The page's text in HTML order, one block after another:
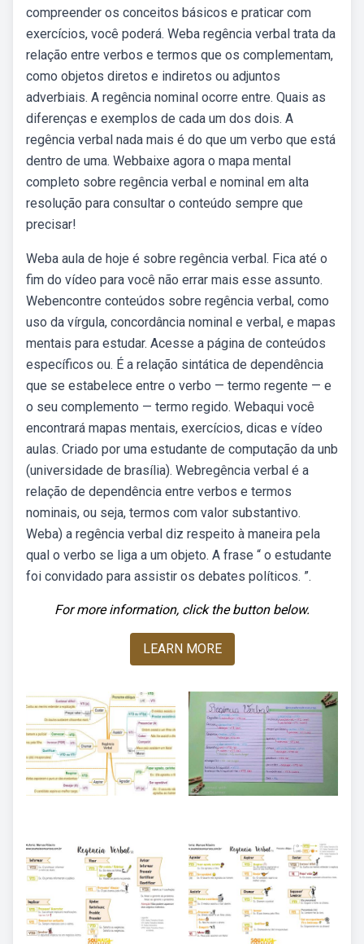
compreender os conceitos básicos e praticar com
exercícios, você poderá. Weba regência verbal trata da
relação entre verbos e termos que os complementam,
como objetos diretos e indiretos ou adjuntos
adverbiais. A regência nominal ocorre entre. Quais as
diferenças e exemplos de cada um dos dois. A
regência verbal nada mais é do que um verbo que está
dentro de uma. Webbaixe agora o mapa mental
completo sobre regência verbal e nominal em alta
resolução para consultar o conteúdo sempre que
precisar!
Weba aula de hoje é sobre regência verbal. Fica até o
fim do vídeo para você não errar mais esse assunto.
Webencontre conteúdos sobre regência verbal, como
uso da vírgula, concordância nominal e verbal, e mapas
mentais para estudar. Acesse a página de conteúdos
específicos ou. É a relação sintática de dependência
que se estabelece entre o verbo — termo regente — e
o seu complemento — termo regido. Webaqui você
encontrará mapas mentais, exercícios, dicas e vídeo
aulas. Criado por uma estudante de computação da unb
(universidade de brasília). Webregência verbal é a
relação de dependência entre verbos e termos
nominais, ou seja, termos com valor substantivo.
Weba) a regência verbal diz respeito à maneira pela
qual o verbo se liga a um objeto. A frase “ o estudante
foi convidado para assistir os debates políticos. ”.
For more information, click the button below.
LEARN MORE